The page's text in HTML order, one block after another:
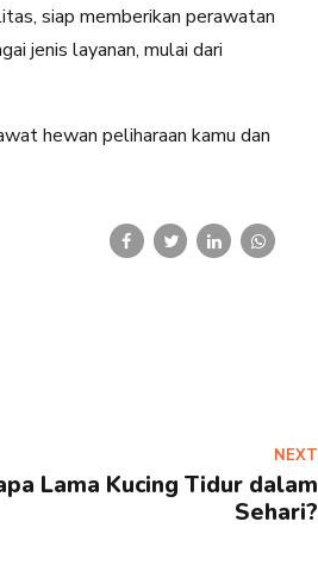
siap memberikan perawatan
jenis layanan, mulai dari
hewan peliharaan kamu dan
NEXT
Lama Kucing Tidur dalam
Sehari?